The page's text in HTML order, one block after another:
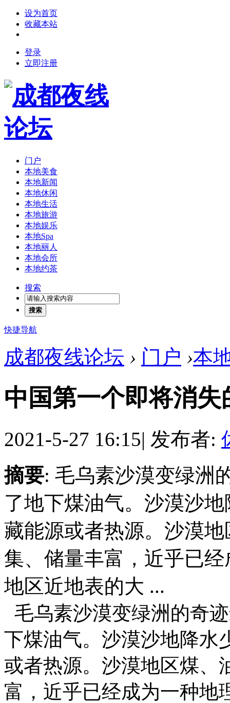
设为首页
收藏本站
登录
立即注册
门户
本地美食
本地新闻
本地休闲
本地生活
本地旅游
本地娱乐
本地Spa
本地丽人
本地会所
本地约茶
搜索
搜索
快捷导航
成都夜线论坛 › 门户 ›本
中国第一个即将消
2021-5-27 16:15| 发布者:
摘要: 毛乌素沙漠变绿洲
了地下煤油气。沙漠沙
藏能源或者热源。沙漠
集、储量丰富，近乎已
地区近地表的大 ...
毛乌素沙漠变绿洲的奇
下煤油气。沙漠沙地降水
或者热源。沙漠地区煤、
富，近乎已经成为一种地